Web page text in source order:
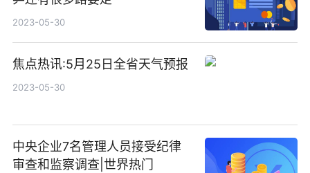
2023-05-30
焦点热讯:5月25日全省天气预报
2023-05-30
中央企业7名管理人员接受纪律
审查和监察调查|世界热门